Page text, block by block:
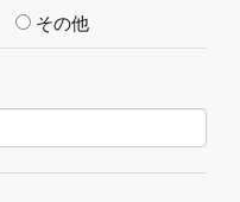
その他